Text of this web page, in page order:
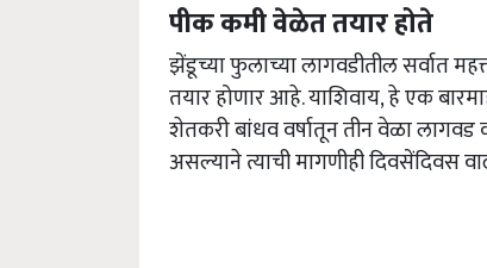
पीक कमी वेळेत तयार होते
झेंडूच्या फुलाच्या लागवडीतील सर्वात
तयार होणार आहे. याशिवाय, हे एक
शेतकरी बांधव वर्षातून तीन वेळा
असल्याने त्याची मागणीही दिवसेंदिवस